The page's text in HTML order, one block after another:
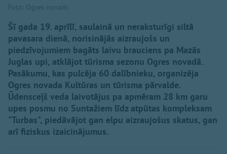
Foto: Ogres novads
Šī gada 19. aprīlī, saulainā un neraksturīgi siltā
pavasara dienā, norisinājās aizraujošs un
piedzīvojumiem bagāts laivu brauciens pa Mazās
Juglas upi, atklājot tūrisma sezonu Ogres novadā.
Pasākumu, kas pulcēja 60 dalībnieku, organizēja
Ogres novada Kultūras un tūrisma pārvalde.
Ūdensceļš veda laivotājus pa apmēram 28 km garu
upes posmu no Suntažiem līdz atpūtas kompleksam
"Turbas", piedāvājot gan elpu aizraujošus skatus, gan
arī fiziskus izaicinājumus.